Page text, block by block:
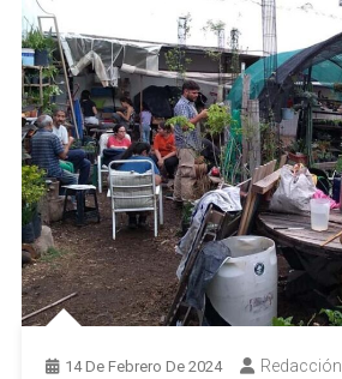
14 De Febrero De 2024 Redacción